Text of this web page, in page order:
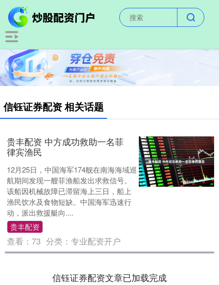
信钰证券配资 相关话题
贵丰配资 中方成功救助一名菲
律宾渔民
12月25日，中国海军174舰在南海海域巡
航期间发现一艘菲渔船发出求救信号。
该船因机械故障已滞留海上三日，船上
渔民饮水及食物短缺。中国海军迅速行
动，派出救援艇向....
贵丰配资
查看：73 分类：专业配资开户
信钰证券配资文章已加载完成